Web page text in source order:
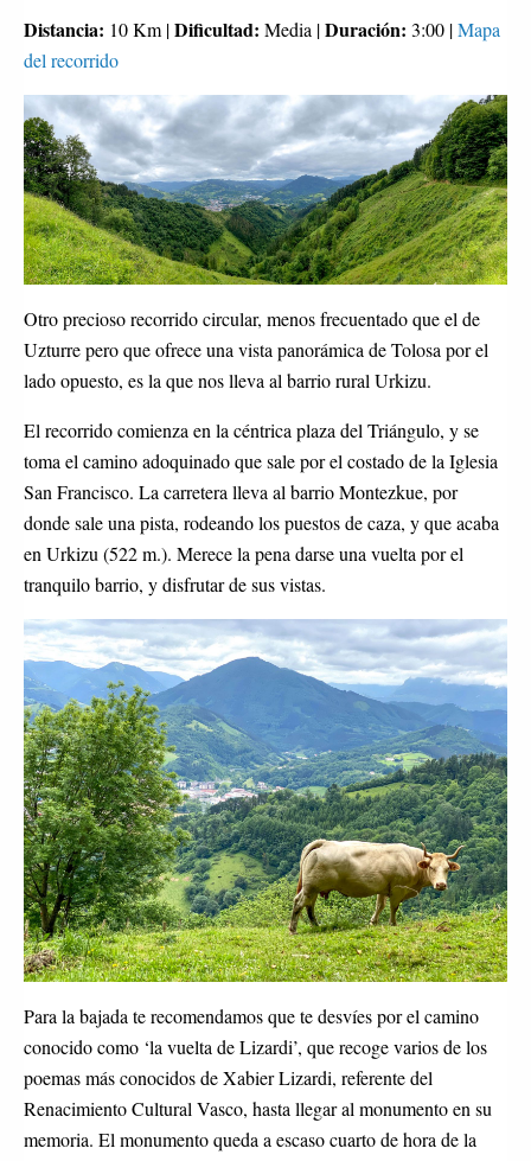
Distancia: 10 Km |Dificultad: Media |Duración: 3:00 |Mapa
del recorrido
Otro precioso recorrido circular, menos frecuentado que el de
Uzturre pero que ofrece una vista panorámica de Tolosa por el
lado opuesto, es la que nos lleva al barrio rural Urkizu.
El recorrido comienza en la céntrica plaza del Triángulo, y se
toma el camino adoquinado que sale por el costado de la Iglesia
San Francisco. La carretera lleva al barrio Montezkue, por
donde sale una pista, rodeando los puestos de caza, y que acaba
en Urkizu (522 m.). Merece la pena darse una vuelta por el
tranquilo barrio, y disfrutar de sus vistas.
Para la bajada te recomendamos que te desvíes por el camino
conocido como ‘la vuelta de Lizardi’, que recoge varios de los
poemas más conocidos de Xabier Lizardi, referente del
Renacimiento Cultural Vasco, hasta llegar al monumento en su
memoria. El monumento queda a escaso cuarto de hora de la